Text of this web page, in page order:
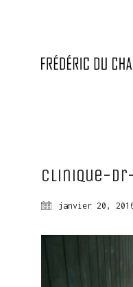
Clinique-
janvier 20,